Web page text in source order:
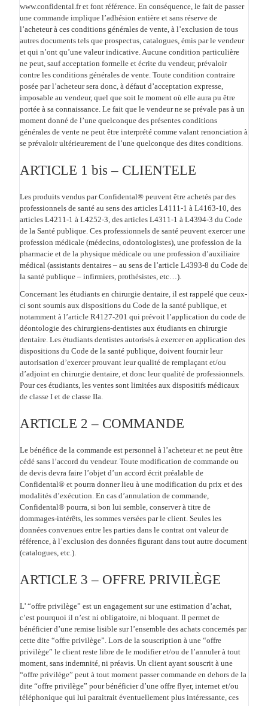
www.confidental.fr et font référence. En conséquence, le fait de passer
une commande implique l’adhésion entière et sans réserve de
l’acheteur à ces conditions générales de vente, à l’exclusion de tous
autres documents tels que prospectus, catalogues, émis par le vendeur
et qui n’ont qu’une valeur indicative. Aucune condition particulière
ne peut, sauf acceptation formelle et écrite du vendeur, prévaloir
contre les conditions générales de vente. Toute condition contraire
posée par l’acheteur sera donc, à défaut d’acceptation expresse,
imposable au vendeur, quel que soit le moment où elle aura pu être
portée à sa connaissance. Le fait que le vendeur ne se prévale pas à un
moment donné de l’une quelconque des présentes conditions
générales de vente ne peut être interprété comme valant renonciation à
se prévaloir ultérieurement de l’une quelconque des dites conditions.
ARTICLE 1 bis – CLIENTELE
Les produits vendus par Confidental® peuvent être achetés par des
professionnels de santé au sens des articles L4111-1 à L4163-10, des
articles L4211-1 à L4252-3, des articles L4311-1 à L4394-3 du Code
de la Santé publique. Ces professionnels de santé peuvent exercer une
profession médicale (médecins, odontologistes), une profession de la
pharmacie et de la physique médicale ou une profession d’auxiliaire
médical (assistants dentaires – au sens de l’article L4393-8 du Code de
la santé publique – infirmiers, prothésistes, etc…).
Concernant les étudiants en chirurgie dentaire, il est rappelé que ceux-
ci sont soumis aux dispositions du Code de la santé publique, et
notamment à l’article R4127-201 qui prévoit l’application du code de
déontologie des chirurgiens-dentistes aux étudiants en chirurgie
dentaire. Les étudiants dentistes autorisés à exercer en application des
dispositions du Code de la santé publique, doivent fournir leur
autorisation d’exercer prouvant leur qualité de remplaçant et/ou
d’adjoint en chirurgie dentaire, et donc leur qualité de professionnels.
Pour ces étudiants, les ventes sont limitées aux dispositifs médicaux
de classe I et de classe IIa.
ARTICLE 2 – COMMANDE
Le bénéfice de la commande est personnel à l’acheteur et ne peut être
cédé sans l’accord du vendeur. Toute modification de commande ou
de devis devra faire l’objet d’un accord écrit préalable de
Confidental® et pourra donner lieu à une modification du prix et des
modalités d’exécution. En cas d’annulation de commande,
Confidental® pourra, si bon lui semble, conserver à titre de
dommages-intérêts, les sommes versées par le client. Seules les
données convenues entre les parties dans le contrat ont valeur de
référence, à l’exclusion des données figurant dans tout autre document
(catalogues, etc.).
ARTICLE 3 – OFFRE PRIVILÈGE
L’ “offre privilège” est un engagement sur une estimation d’achat,
c’est pourquoi il n’est ni obligatoire, ni bloquant. Il permet de
bénéficier d’une remise lisible sur l’ensemble des achats concernés par
cette dite “offre privilège”. Lors de la souscription à une “offre
privilège” le client reste libre de le modifier et/ou de l’annuler à tout
moment, sans indemnité, ni préavis. Un client ayant souscrit à une
“offre privilège” peut à tout moment passer commande en dehors de la
dite “offre privilège” pour bénéficier d’une offre flyer, internet et/ou
téléphonique qui lui paraitrait éventuellement plus intéressante, ces